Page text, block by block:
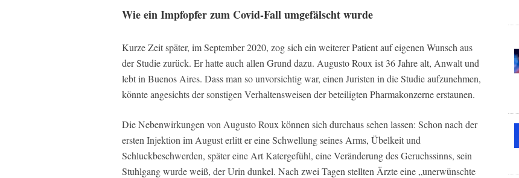
Wie ein Impfopfer zum Covid-Fall umgefälscht wurde
Kurze Zeit später, im September 2020, zog sich ein weiterer Patient auf eigenen Wunsch aus
der Studie zurück. Er hatte auch allen Grund dazu. Augusto Roux ist 36 Jahre alt, Anwalt und
lebt in Buenos Aires. Dass man so unvorsichtig war, einen Juristen in die Studie aufzunehmen,
könnte angesichts der sonstigen Verhaltensweisen der beteiligten Pharmakonzerne erstaunen.
Die Nebenwirkungen von Augusto Roux können sich durchaus sehen lassen: Schon nach der
ersten Injektion im August erlitt er eine Schwellung seines Arms, Übelkeit und
Schluckbeschwerden, später eine Art Katergefühl, eine Veränderung des Geruchssinns, sein
Stuhlgang wurde weiß, der Urin dunkel. Nach zwei Tagen stellten Ärzte eine „unerwünschte